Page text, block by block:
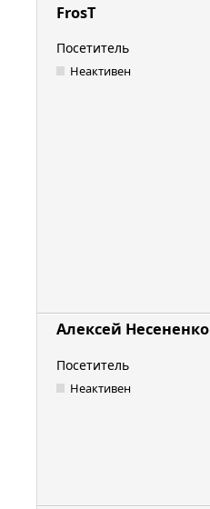
FrosT
Посетитель
Неактивен
Алексей Несененко
Посетитель
Неактивен